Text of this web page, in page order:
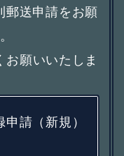
郵送申請をお願
願いいたしま
請（新規）